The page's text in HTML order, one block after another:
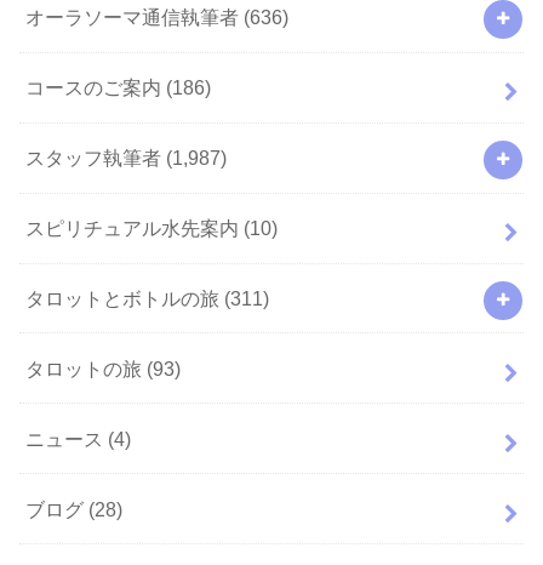
オーラソーマ通信執筆者 (636)
コースのご案内 (186)
スタッフ執筆者 (1,987)
スピリチュアル水先案内 (10)
タロットとボトルの旅 (311)
タロットの旅 (93)
ニュース (4)
ブログ (28)